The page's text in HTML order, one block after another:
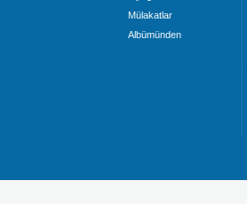
Mülakatlar
Albümünden